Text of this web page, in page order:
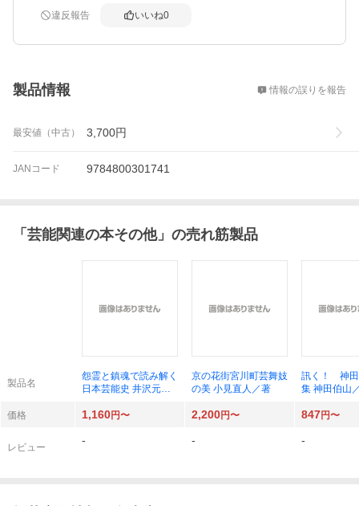
違反報告 いいね0
製品情報 情報の誤りを報告
最安値（中古） 3,700円
JANコード 9784800301741
「 芸能関連の本その他」の売れ筋製品
製品名
怨霊と鎮魂で読み解く
日本芸能史 井沢元彦
京の花街宮川町芸舞妓
の美 小見直人／著
訊く！ 神田
集 神田伯山
価格 1,160円〜 2,200円〜 847円〜
レビュー
- - -